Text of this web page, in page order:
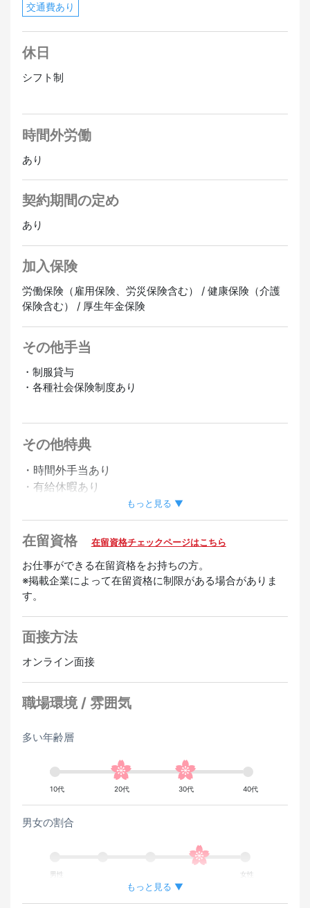
交通費あり
休日
シフト制
時間外労働
あり
契約期間の定め
あり
加入保険
労働保険（雇用保険、労災保険含む） / 健康保険（介護
保険含む） / 厚生年金保険
その他手当
・制服貸与
・各種社会保険制度あり
正社員登用あり オンライン面接OK
その他特典
・時間外手当あり
・有給休暇あり
・昇給あり
・深夜手当あり
・友達紹介手当あり
歓迎
韓国語スピーカー歓迎
もっと見る ▼
在留資格 在留資格チェックページはこちら
お仕事ができる在留資格をお持ちの方。
※掲載企業によって在留資格に制限がある場合がありま
す。
面接方法
オンライン面接
職場環境 / 雰囲気
多い年齢層
10代 20代 30代 40代
男女の割合
男性 女性
もっと見る ▼